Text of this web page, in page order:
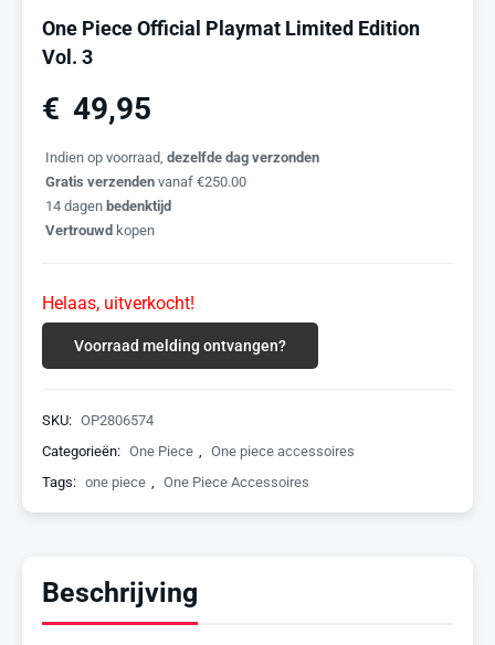
One Piece Official Playmat Limited Edition
Vol. 3
€ 49,95
Indien op voorraad, dezelfde dag verzonden
Gratis verzenden vanaf €250.00
14 dagen bedenktijd
Vertrouwd kopen
Helaas, uitverkocht!
Voorraad melding ontvangen?
SKU: OP2806574
Categorieën: One Piece , One piece accessoires
Tags: one piece , One Piece Accessoires
Beschrijving